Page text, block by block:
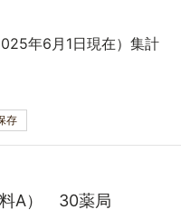
年6月1日現在）集計
存
料A） 30薬局